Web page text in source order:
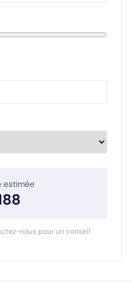
estimée
nous pour un conseil